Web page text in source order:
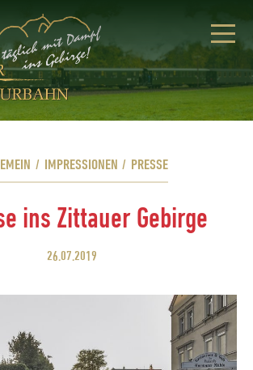
/ IMPRESSIONEN / PRESSE
ins Zittauer Gebirge
26.07.2019